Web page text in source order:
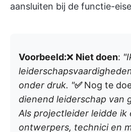
aansluiten bij de functie-
Voorbeeld:❌ Niet doen:
onder druk. "✅Nog te
dienend leiderschap van
Als projectleider leidde ik
ontwerpers, technici en